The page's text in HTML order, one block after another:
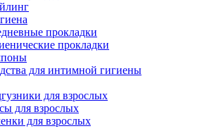
прокладки
прокладки
для интимной гигиены
для взрослых
для взрослых
для взрослых